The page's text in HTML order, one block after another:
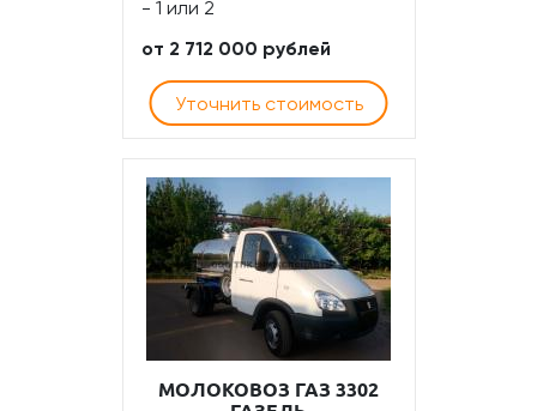
- 1 или 2
от 2 712 000 рублей
Уточнить стоимость
МОЛОКОВОЗ ГАЗ 3302